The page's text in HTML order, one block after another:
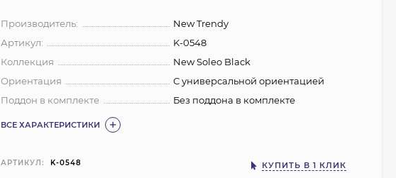
Производитель:
New Trendy
Артикул:
K-0548
Коллекция
New Soleo Black
Ориентация
С универсальной ориентацией
Поддон в комплекте
Без поддона в комплекте
ВСЕ ХАРАКТЕРИСТИКИ
АРТИКУЛ: K-0548 КУПИТЬ В 1 КЛИК